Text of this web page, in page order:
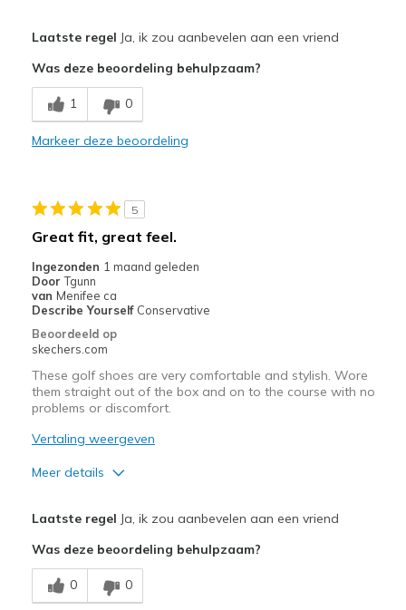
Comfortable
Width
Sizing
Feels true to size
Laatste regel Ja, ik zou aanbevelen aan een vriend
Was deze beoordeling behulpzaam?
1 0
Markeer deze beoordeling
5
Great fit, great feel.
Ingezonden 1 maand geleden
Door Tgunn
van Menifee ca
Describe Yourself Conservative
Beoordeeld op
skechers.com
These golf shoes are very comfortable and stylish. Wore
them straight out of the box and on to the course with no
problems or discomfort.
Vertaling weergeven
Meer details
Comfortable
Width
Laatste regel Ja, ik zou aanbevelen aan een vriend
Was deze beoordeling behulpzaam?
0 0